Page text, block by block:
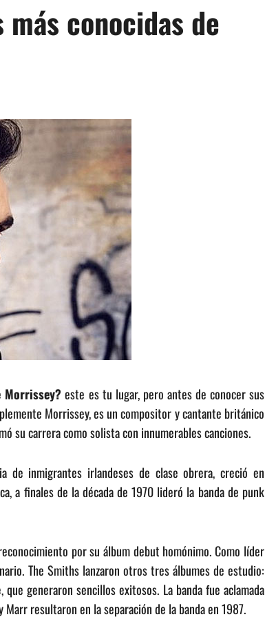
conocidas de
Morrissey? este es tu lugar, pero antes de conocer sus
Morrissey, es un compositor y cantante británico
su carrera como solista con innumerables canciones.
de inmigrantes irlandeses de clase obrera, creció en
a finales de la década de 1970 lideró la banda de punk
por su álbum debut homónimo. Como líder
The Smiths lanzaron otros tres álbumes de estudio:
generaron sencillos exitosos. La banda fue aclamada
resultaron en la separación de la banda en 1987.